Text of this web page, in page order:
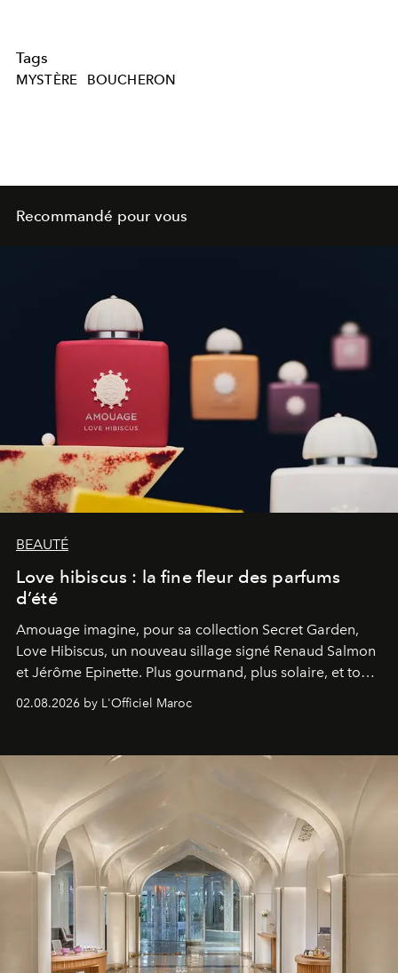
Tags
MYSTÈRE BOUCHERON
Recommandé pour vous
BEAUTÉ
Love hibiscus : la fine fleur des parfums
d’été
Amouage imagine, pour sa collection Secret Garden,
Love Hibiscus, un nouveau sillage signé Renaud Salmon
et Jérôme Epinette. Plus gourmand, plus solaire, et tout
à fait irrésistible.
02.08.2026 by L'Officiel Maroc